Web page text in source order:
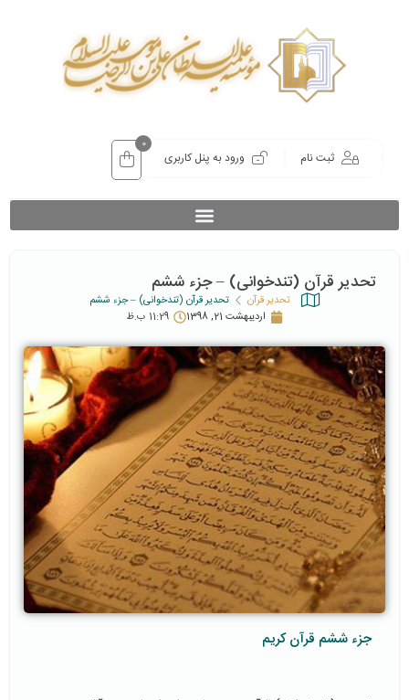
ثبت نام ورود به پنل کاربری
0
تحدیر قرآن (تندخوانی) – جزء ششم
تحدیر قرآن
تحدیر قرآن (تندخوانی) – جزء ششم
اردیبهشت 21, 1398
11:29 ب.ظ
جزء ششم قرآن کریم